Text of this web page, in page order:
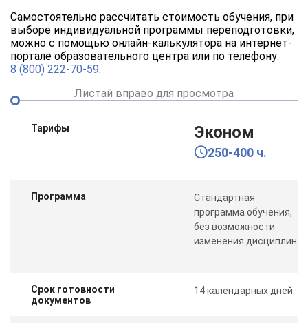
Самостоятельно рассчитать стоимость обучения, при
выборе индивидуальной программы переподготовки,
можно с помощью онлайн-калькулятора на интернет-
портале образовательного центра или по телефону:
8 (800) 222-70-59.
Листай вправо для просмотра
Тарифы Эконом
250-400 ч.
Программа
Стандартная
программа обучения,
без возможности
изменения дисциплин
Срок готовности
документов
14 календарных дней